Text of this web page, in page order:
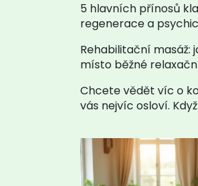
5 hlavních přínosů
regenerace a
Rehabilitační masáž:
místo běžné
Chcete vědět víc o
vás nejvíc osloví.